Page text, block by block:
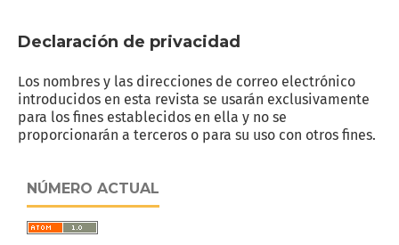
Declaración de privacidad
Los nombres y las direcciones de correo electrónico
introducidos en esta revista se usarán exclusivamente
para los fines establecidos en ella y no se
proporcionarán a terceros o para su uso con otros fines.
NÚMERO ACTUAL